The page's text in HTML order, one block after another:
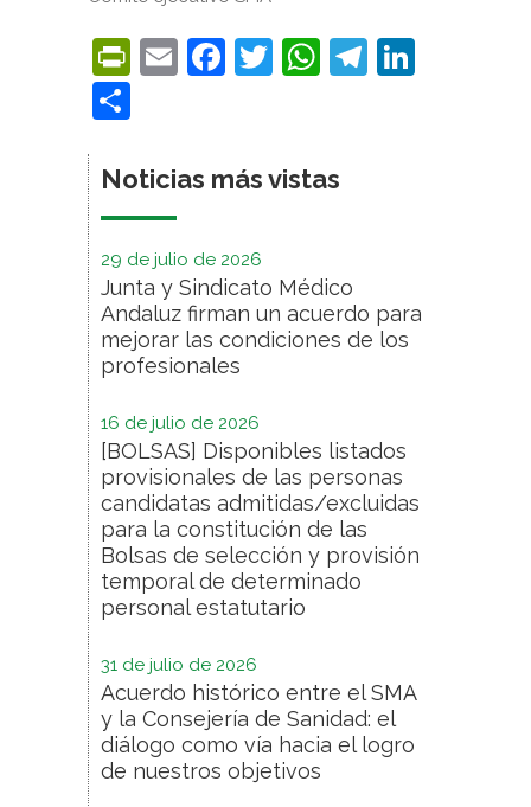
PrintFriendly
EmailFacebook
Twitter
WhatsApp
Noticias más vistas
29 de julio de 2026
Junta y Sindicato Médico
Andaluz firman un acuerdo para
mejorar las condiciones de los
profesionales
16 de julio de 2026
[BOLSAS] Disponibles listados
provisionales de las personas
candidatas admitidas/excluidas
para la constitución de las
Bolsas de selección y provisión
temporal de determinado
personal estatutario
31 de julio de 2026
Acuerdo histórico entre el SMA
y la Consejería de Sanidad: el
diálogo como vía hacia el logro
de nuestros objetivos